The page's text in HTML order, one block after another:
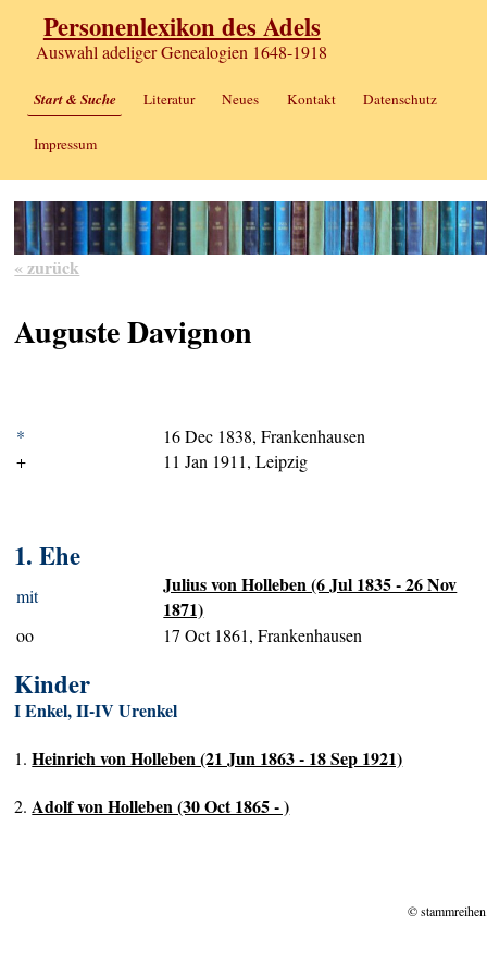
Personenlexikon des Adels
Auswahl adeliger Genealogien 1648-1918
Start & Suche Literatur Neues Kontakt Datenschutz
Impressum
« zurück
Auguste Davignon
*
16 Dec 1838, Frankenhausen
+
11 Jan 1911, Leipzig
1. Ehe
mit
Julius von Holleben (6 Jul 1835 - 26 Nov
1871)
oo 17 Oct 1861, Frankenhausen
Kinder
I Enkel, II-IV Urenkel
1.Heinrich von Holleben (21 Jun 1863 - 18 Sep 1921)
2.Adolf von Holleben (30 Oct 1865 - )
©